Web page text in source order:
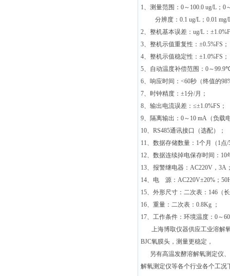
1、测量范围： 0～ 100.0 ug/L ； 0
分辨度： 0.1 ug/L ； 0.01 mg/
2、整机基本误差： ug/L ：
3、整机示值重复性： ±0.5%FS ；
4、整机示值稳定性： ±1.0%FS ；
5、自动温度补偿范围： 0～99.9
6、响应时间： <60秒（终值的
7、时钟精度： ±1分/月；
8、输出电流误差： ≤±1.0%FS ；
9、隔离输出： 0～ 10 mA （负载
10、 RS485通讯接口（选配）；
11、数据存储数量： 1个月（ 1点/
12、数据连续掉电保存时间： 10
13、报警继电器： AC220V ， 3A
14、电 源： AC220V±20% ；
15、外形尺寸：二次表： 146 （
16、重量：二次表： 0.8Kg ；
17、工作条件：环境温度： 0～
上海博取仪器供应工业溶解氧
BJC氧膜头，测量更稳定，
另有高温发酵溶解氧测定仪、
解氧测定仪等各个行业各个工